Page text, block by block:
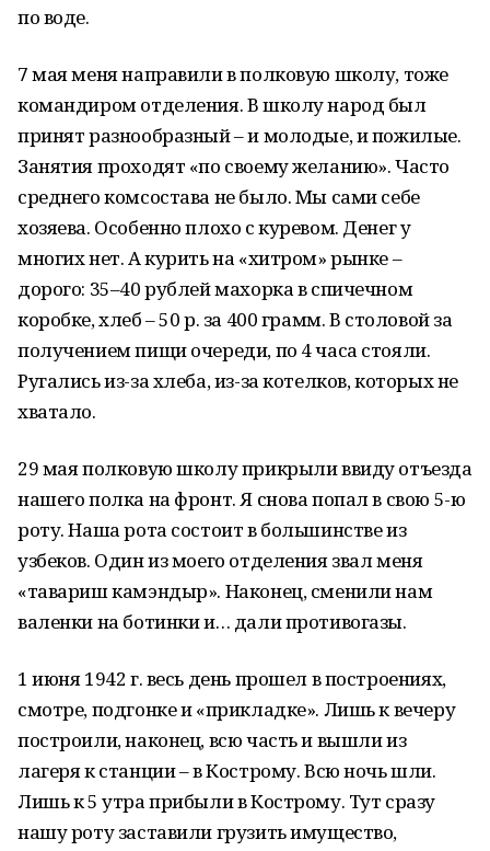
по воде.
7 мая меня направили в полковую школу, тоже
командиром отделения. В школу народ был
принят разнообразный – и молодые, и пожилые.
Занятия проходят «по своему желанию». Часто
среднего комсостава не было. Мы сами себе
хозяева. Особенно плохо с куревом. Денег у
многих нет. А курить на «хитром» рынке –
дорого: 35–40 рублей махорка в спичечном
коробке, хлеб – 50 р. за 400 грамм. В столовой за
получением пищи очереди, по 4 часа стояли.
Ругались из-за хлеба, из-за котелков, которых не
хватало.
29 мая полковую школу прикрыли ввиду отъезда
нашего полка на фронт. Я снова попал в свою 5-ю
роту. Наша рота состоит в большинстве из
узбеков. Один из моего отделения звал меня
«тавариш камэндыр». Наконец, сменили нам
валенки на ботинки и… дали противогазы.
1 июня 1942 г. весь день прошел в построениях,
смотре, подгонке и «прикладке». Лишь к вечеру
построили, наконец, всю часть и вышли из
лагеря к станции – в Кострому. Всю ночь шли.
Лишь к 5 утра прибыли в Кострому. Тут сразу
нашу роту заставили грузить имущество,